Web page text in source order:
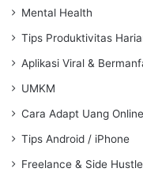
Mental Health
Tips Produktivitas
Aplikasi Viral &
UMKM
Cara Adapt Uang Online
Tips Android / iPhone
Freelance & Side Hustle